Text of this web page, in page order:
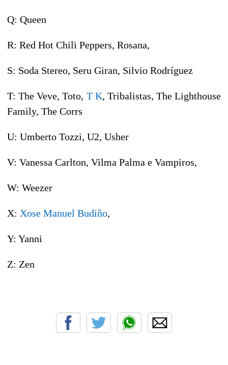
Q: Queen
R: Red Hot Chili Peppers, Rosana,
S: Soda Stereo, Seru Giran, Silvio Rodríguez
T: The Veve, Toto, T K, Tribalistas, The Lighthouse
Family, The Corrs
U: Umberto Tozzi, U2, Usher
V: Vanessa Carlton, Vilma Palma e Vampiros,
W: Weezer
X: Xose Manuel Budiño,
Y: Yanni
Z: Zen